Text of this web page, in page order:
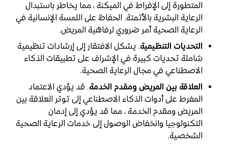
المتطورة إلى الإفراط في الميكنة ، مما يخاطر باستبدال
الرعاية البشرية بالأتمتة. الحفاظ على اللمسة الإنسانية في
الرعاية الصحية أمر ضروري لرفاهية المريض.
التحديات التنظيمية. يشكل الافتقار إلى إرشادات تنظيمية
شاملة تحديات كبيرة في الإشراف على تطبيقات الذكاء
الاصطناعي في مجال الرعاية الصحية.
العلاقة بين المريض ومقدم الخدمة. قد يؤدي الاعتماد
المفرط على أدوات الذكاء الاصطناعي إلى توتر العلاقة بين
المريض ومقدم الخدمة ، مما قد يؤدي إلى إدمان
التكنولوجيا وانخفاض الوصول إلى خدمات الرعاية الصحية
الشخصية.